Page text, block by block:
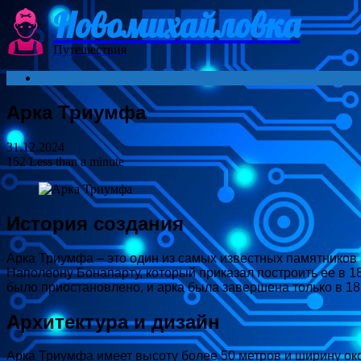
Menu Новомихайловка
Путешествия
for
Арка Триумфа
31.12.2024
152 Less than a minute
История создания
Арка Триумфа – это один из самых известных
Наполеону Бонапарту, который приказал построить ее в
было приостановлено, и арка была завершена только в
Архитектура и дизайн
Арка Триумфа имеет высоту более 50 метров и ширину